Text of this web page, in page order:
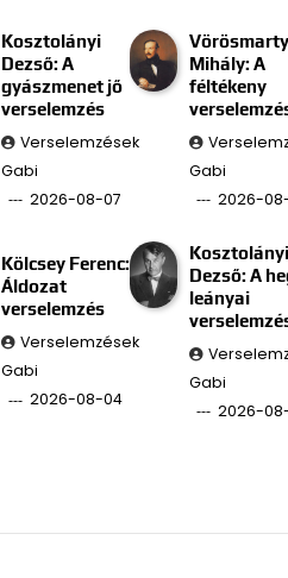
Kosztolányi
Dezső: A
gyászmenet jő
verselemzés
Verselemzések
Gabi
2026-08-07
Vörösmarty
Mihály: A
féltékeny
Gabi
2026-
Kölcsey Ferenc:
Áldozat
verselemzés
Verselemzések
Gabi
2026-08-04
Kosztolányi
Dezső: A
leányai
Gabi
2026-